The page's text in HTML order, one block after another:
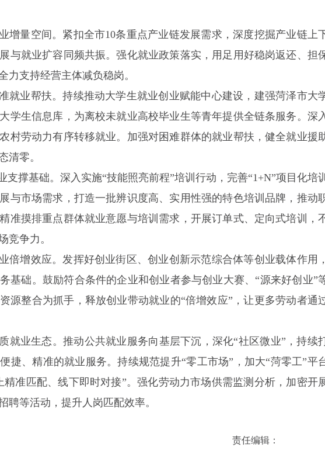
增量空间。紧扣全市10条重点产业链发展需求，深度挖掘产业链上
与就业扩容同频共振。强化就业政策落实，用足用好稳岗返还、担
力支持经营主体减负稳岗。
就业帮扶。持续推动大学生就业创业赋能中心建设，建强菏泽市大
学生信息库，为离校未就业高校毕业生等青年提供全链条服务。深
村劳动力有序转移就业。加强对困难群体的就业帮扶，健全就业援
清零。
支撑基础。深入实施“技能照亮前程”培训行动，完善“1+N”项目化培训
与市场需求，打造一批辨识度高、实用性强的特色培训品牌，推动
准摸排重点群体就业意愿与培训需求，开展订单式、定向式培训，
竞争力。
倍增效应。发挥好创业街区、创业创新示范综合体等创业载体作用，
基础。鼓励符合条件的企业和创业者参与创业大赛、“源来好创业”
源整合为抓手，释放创业带动就业的“倍增效应”，让更多劳动者通
就业生态。推动公共就业服务向基层下沉，深化“社区微业”，持续
捷、精准的就业服务。持续规范提升“零工市场”，加大“菏零工”平
准匹配、线下即时对接”。强化劳动力市场供需监测分析，加密开
聘等活动，提升人岗匹配效率。
责任编辑：